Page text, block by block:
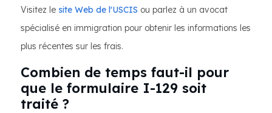
Visitez le site Web de l'USCIS ou parlez à un avocat
spécialisé en immigration pour obtenir les informations les
plus récentes sur les frais.
Combien de temps faut-il pour
que le formulaire I-129 soit
traité ?